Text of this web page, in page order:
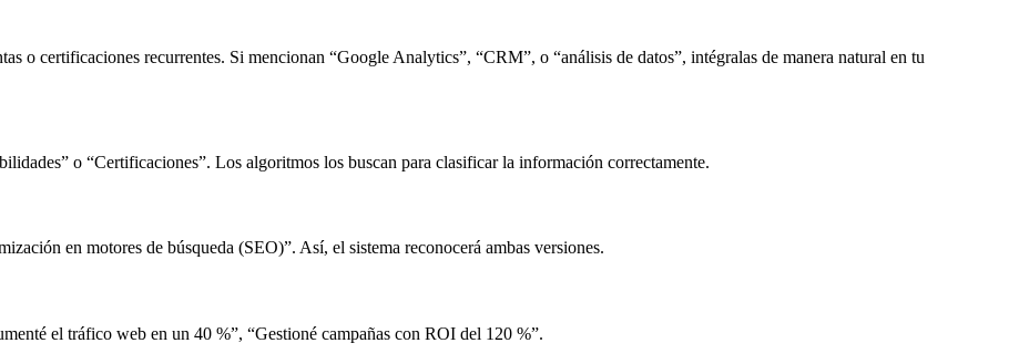
o certificaciones recurrentes. Si mencionan “Google Analytics”, “CRM”, o “análisis de datos”, intégralas de manera natural en tu
o “Certificaciones”. Los algoritmos los buscan para clasificar la información correctamente.
en motores de búsqueda (SEO)”. Así, el sistema reconocerá ambas versiones.
el tráfico web en un 40 %”, “Gestioné campañas con ROI del 120 %”.